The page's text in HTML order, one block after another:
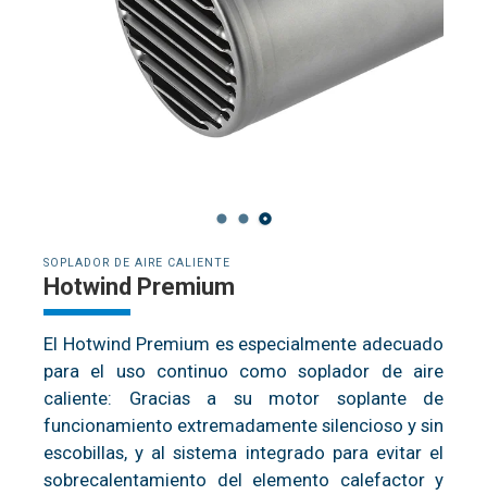
SOPLADOR DE AIRE CALIENTE
Hotwind Premium
El Hotwind Premium es especialmente adecuado
para el uso continuo como soplador de aire
caliente: Gracias a su motor soplante de
funcionamiento extremadamente silencioso y sin
escobillas, y al sistema integrado para evitar el
sobrecalentamiento del elemento calefactor y